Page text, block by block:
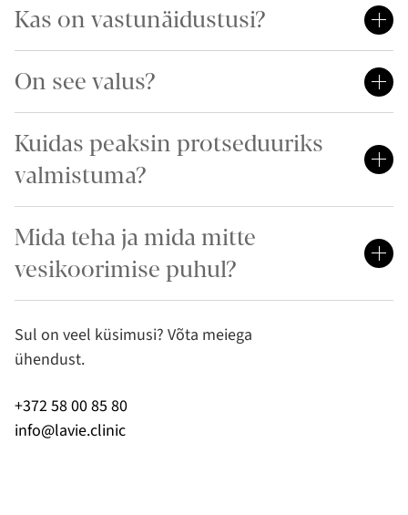
Sul on veel küsimusi? Võta meiega
ühendust.
+372 58 00 85 80
info@lavie.clinic
Kas on vastunäidustusi?
On see valus?
Kuidas peaksin protseduuriks
valmistuma?
Mida teha ja mida mitte
vesikoorimise puhul?